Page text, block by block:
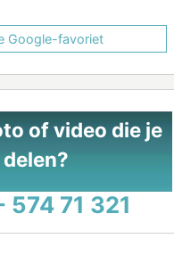
Google-favoriet
of video die je
574 71 321